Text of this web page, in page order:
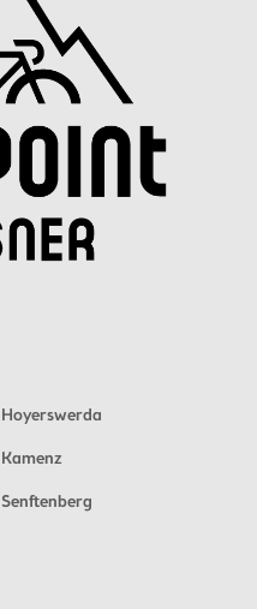
Hoyerswerda
Kamenz
Senftenberg